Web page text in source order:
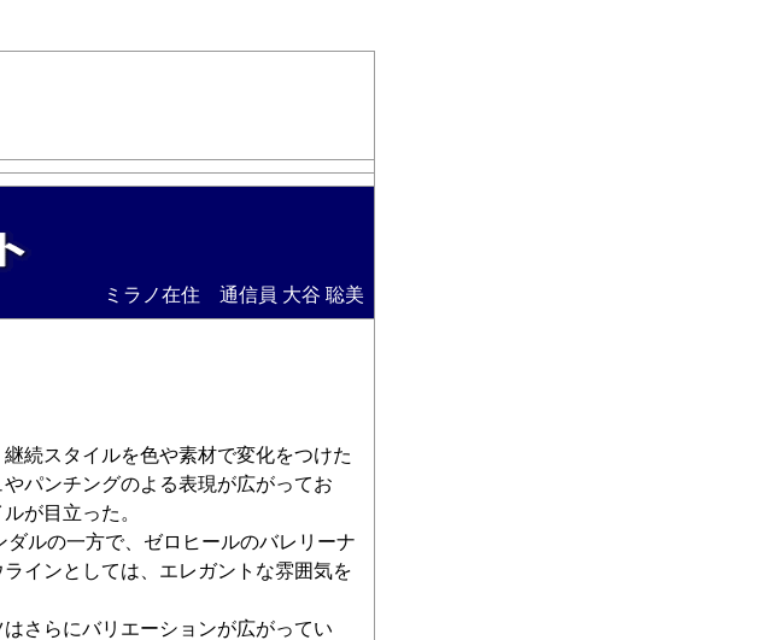
ミラノ在住 通信員 大谷 聡美
続スタイルを色や素材で変化をつけた
パンチングのよる表現が広がってお
が目立った。
ルの一方で、ゼロヒールのバレリーナ
インとしては、エレガントな雰囲気を
さらにバリエーションが広がってい